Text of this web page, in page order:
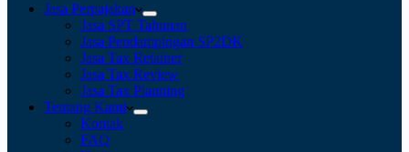
Jasa Perpajakan
Jasa SPT Tahunan
Jasa Pendampingan SP2DK
Jasa Tax Retainer
Jasa Tax Review
Jasa Tax Planning
Tentang Kami
Kontak
FAQ